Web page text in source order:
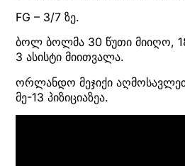
FG – 3/7 ზე.
ბოლ ბოლმა 30 წუთი მიიღო,
3 ასისტი მიითვალა.
ორლანდო მეჯიქი
მე-13 პიზიციაზეა.